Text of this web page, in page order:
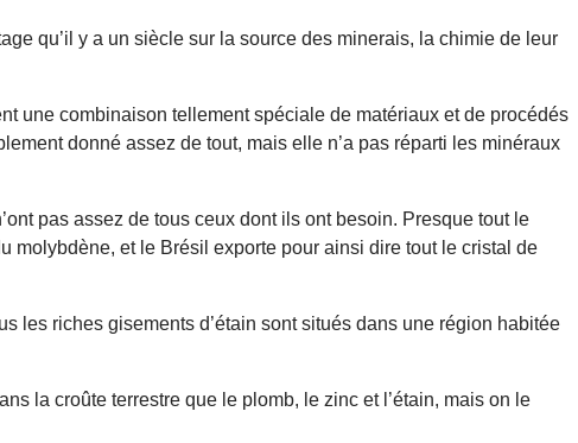
qu’il y a un siècle sur la source des minerais, la chimie de leur
une combinaison tellement spéciale de matériaux et de procédés
donné assez de tout, mais elle n’a pas réparti les minéraux
pas assez de tous ceux dont ils ont besoin. Presque tout le
molybdène, et le Brésil exporte pour ainsi dire tout le cristal de
les riches gisements d’étain sont situés dans une région habitée
la croûte terrestre que le plomb, le zinc et l’étain, mais on le